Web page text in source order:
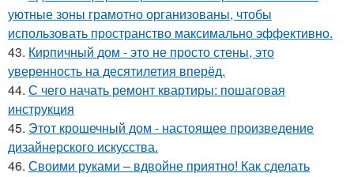
уютные зоны грамотно организованы, чтобы
использовать пространство максимально эффективно.
43. Кирпичный дом - это не просто стены, это
уверенность на десятилетия вперёд.
44. С чего начать ремонт квартиры: пошаговая
инструкция
45. Этот крошечный дом - настоящее произведение
дизайнерского искусства.
46. Своими руками – вдвойне приятно! Как сделать